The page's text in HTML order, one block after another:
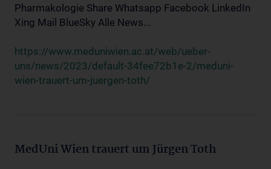
Pharmakologie Share Whatsapp Facebook LinkedIn
Xing Mail BlueSky Alle News...
https://www.meduniwien.ac.at/web/ueber-
uns/news/2023/default-34fee72b1e-2/meduni-
wien-trauert-um-juergen-toth/
MedUni Wien trauert um Jürgen Toth